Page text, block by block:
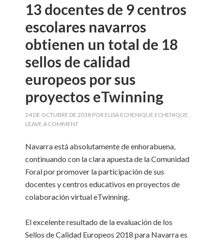
13 docentes de 9 centros
escolares navarros
obtienen un total de 18
sellos de calidad
europeos por sus
proyectos eTwinning
24 DE OCTUBRE DE 2018 POR ELISA ECHENIQUE ECHENIQUE
LEAVE A COMMENT
Navarra está absolutamente de enhorabuena,
continuando con la clara apuesta de la Comunidad
Foral por promover la participación de sus
docentes y centros educativos en proyectos de
colaboración virtual eTwinning.
El excelente resultado de la evaluación de los
Sellos de Calidad Europeos 2018 para Navarra es